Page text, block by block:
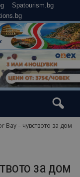
Spatourism.bg
Bay – чувството за дом
за дом